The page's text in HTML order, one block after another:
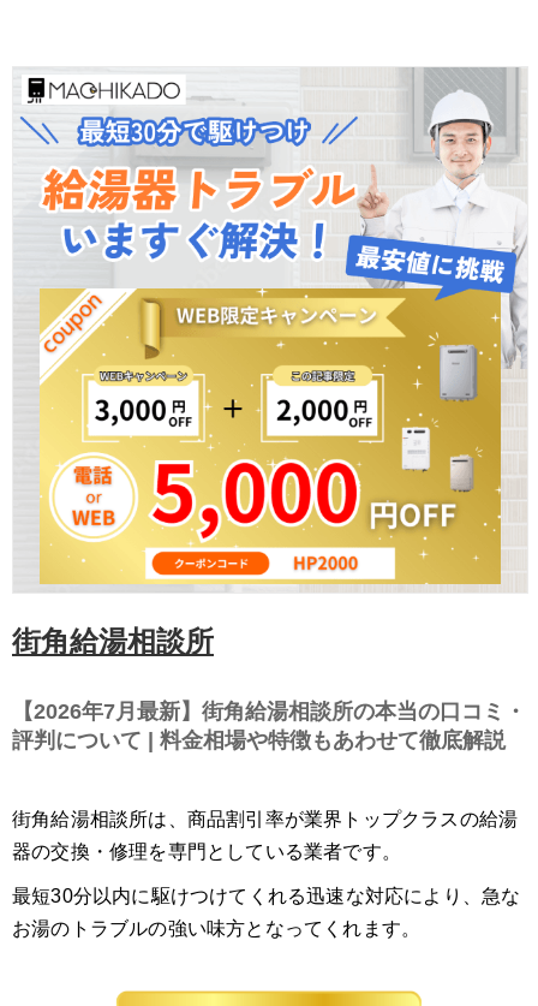
街角給湯相談所
【2026年7月最新】街角給湯相談所の本当の口コミ・
評判について | 料金相場や特徴もあわせて徹底解説
街角給湯相談所は、商品割引率が業界トップクラスの給湯
器の交換・修理を専門としている業者です。
最短30分以内に駆けつけてくれる迅速な対応により、急な
お湯のトラブルの強い味方となってくれます。